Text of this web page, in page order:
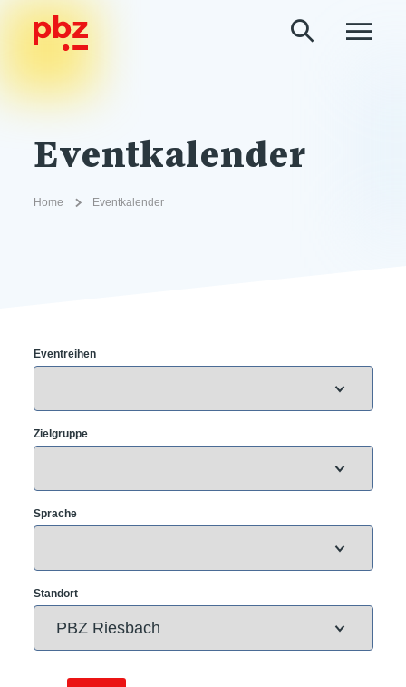
Eventkalender
Home Eventkalender
Eventreihen
Zielgruppe
Sprache
Standort